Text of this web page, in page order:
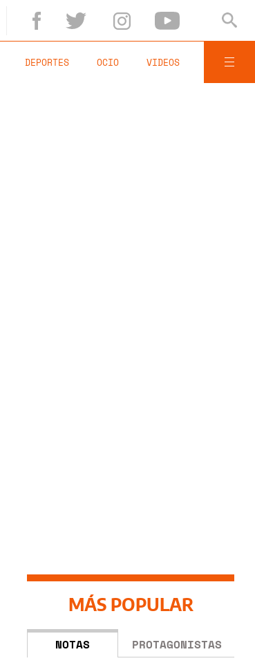
DEPORTES OCIO VIDEOS
MÁS POPULAR
NOTAS PROTAGONISTAS